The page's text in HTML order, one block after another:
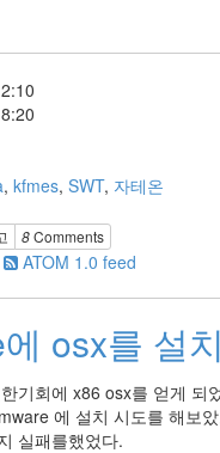
, kfmes, SWT, 자테온
8Comments
ATOM 1.0 feed
osx를 설
기회에 x86 osx를 얻게 되
에 설치 시도를 해보
실패를했었다.